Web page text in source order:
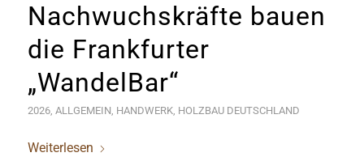
Nachwuchskräfte bauen
die Frankfurter
„WandelBar“
2026, ALLGEMEIN, HANDWERK, HOLZBAU DEUTSCHLAND
Weiterlesen